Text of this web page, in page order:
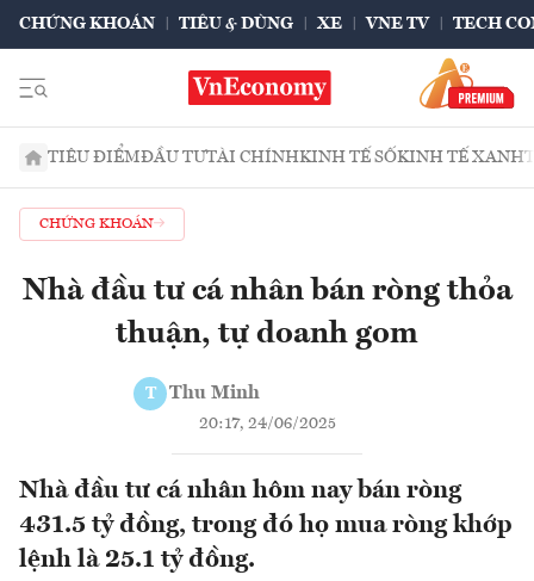
CHỨNG KHOÁN TIÊU & DÙNG XE VNE TV TECH
TIÊU ĐIỂMĐẦU TƯTÀI CHÍNHKINH TẾ SỐKINH TẾ XANH
CHỨNG KHOÁN
Nhà đầu tư cá nhân bán ròng thỏa
thuận, tự doanh gom
T Thu Minh
20:17, 24/06/2025
Nhà đầu tư cá nhân hôm nay bán ròng
431.5 tỷ đồng, trong đó họ mua ròng khớp
lệnh là 25.1 tỷ đồng.